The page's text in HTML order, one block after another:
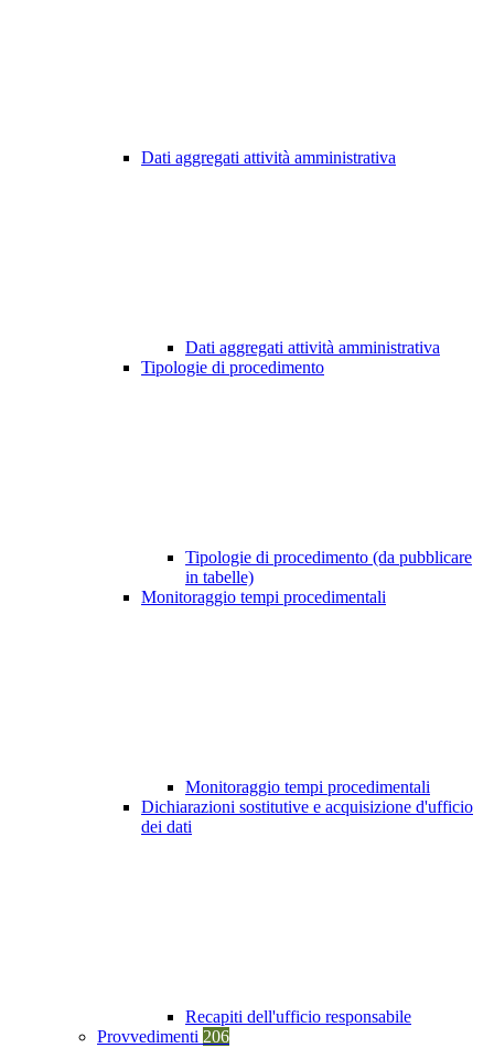
Dati aggregati attività amministrativa
Dati aggregati attività amministrativa
Tipologie di procedimento
Tipologie di procedimento (da pubblicare
in tabelle)
Monitoraggio tempi procedimentali
Monitoraggio tempi procedimentali
Dichiarazioni sostitutive e acquisizione d'ufficio
dei dati
Recapiti dell'ufficio responsabile
Provvedimenti 206